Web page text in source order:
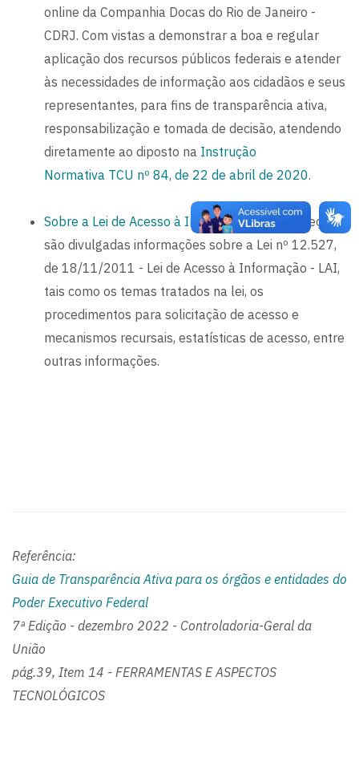
online da Companhia Docas do Rio de Janeiro -
CDRJ. Com vistas a demonstrar a boa e regular
aplicação dos recursos públicos federais e atender
às necessidades de informação aos cidadãos e seus
representantes, para fins de transparência ativa,
responsabilização e tomada de decisão, atendendo
diretamente ao diposto na Instrução
Normativa TCU nº 84, de 22 de abril de 2020.
Sobre a Lei de Acesso à Informação- Nesta seção
são divulgadas informações sobre a Lei nº 12.527,
de 18/11/2011 - Lei de Acesso à Informação - LAI,
tais como os temas tratados na lei, os
procedimentos para solicitação de acesso e
mecanismos recursais, estatísticas de acesso, entre
outras informações.
Referência:
Guia de Transparência Ativa para os órgãos e entidades do
Poder Executivo Federal
7ª Edição - dezembro 2022 - Controladoria-Geral da
União
pág.39, Item 14 - FERRAMENTAS E ASPECTOS
TECNOLÓGICOS